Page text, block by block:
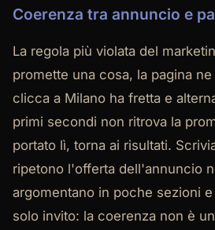
Coerenza tra annuncio e
La regola più violata del
promette una cosa, la pagina
clicca a Milano ha fretta e
primi secondi non ritrova la
portato lì, torna ai risultati.
ripetono l'offerta dell'annuncio
argomentano in poche sezioni
solo invito: la coerenza non è